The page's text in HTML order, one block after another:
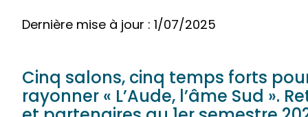
Dernière mise à jour : 1/07/2025
Cinq salons, cinq temps forts
rayonner « L’Aude, l’âme Sud ».